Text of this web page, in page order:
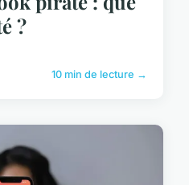
?
10 min de lecture →